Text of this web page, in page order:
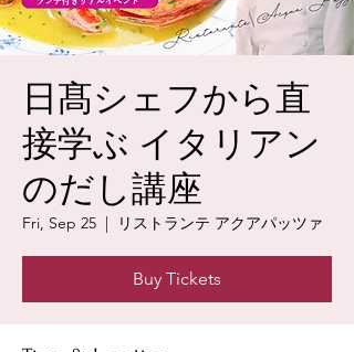
日髙シェフから直
接学ぶ イタリアン
のだし講座
Fri, Sep 25
  |
リストランテ アクアパッツァ
Buy Tickets